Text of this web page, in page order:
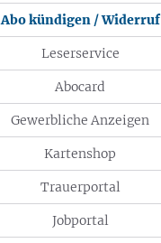
Abo kündigen / Widerruf
Leserservice
Abocard
Gewerbliche Anzeigen
Kartenshop
Trauerportal
Jobportal